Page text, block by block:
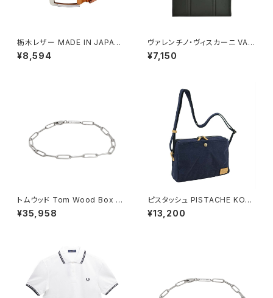
栃木レザー MADE IN JAPAN
ベルト 本革 日本製 メイドイン
ジャパン 50051665-tan メン
¥8,594
ヴァレンチノ・ヴィスカーニ VAL
ENTINO VISCANI ビジネスバ
ッグ リクルートバッグ トートバッ
¥7,150
トムウッド Tom Wood Box Br
acelet ブレスレット 100066-
77 シルバー
¥35,958
ピスタッシュ PISTACHE KON
BU ミニショルダーバッグ 撥水
軽量 A5対応 斜めがけ 33796
¥13,200